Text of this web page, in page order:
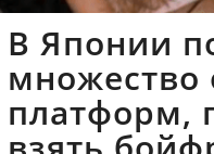
В Японии
множество
платформ,